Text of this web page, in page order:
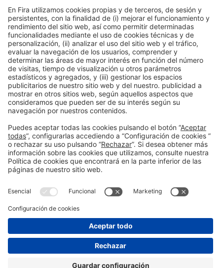
Laura Halminen
Socia
Saneseco, SCCL
Barcelona, España
PONENT
Jordi Mitjans Escobar
Socio
Arqbag
Organizadores